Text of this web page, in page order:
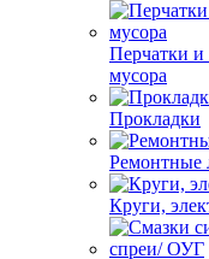
Перчатки
мусора
Прокладки
Ремонтные
Круги,